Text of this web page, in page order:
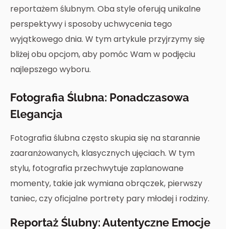
reportażem ślubnym. Oba style oferują unikalne
perspektywy i sposoby uchwycenia tego
wyjątkowego dnia. W tym artykule przyjrzymy się
bliżej obu opcjom, aby pomóc Wam w podjęciu
najlepszego wyboru.
Fotografia Ślubna: Ponadczasowa
Elegancja
Fotografia ślubna często skupia się na starannie
zaaranżowanych, klasycznych ujęciach. W tym
stylu, fotografia przechwytuje zaplanowane
momenty, takie jak wymiana obrączek, pierwszy
taniec, czy oficjalne portrety pary młodej i rodziny.
Reportaż Ślubny: Autentyczne Emocje